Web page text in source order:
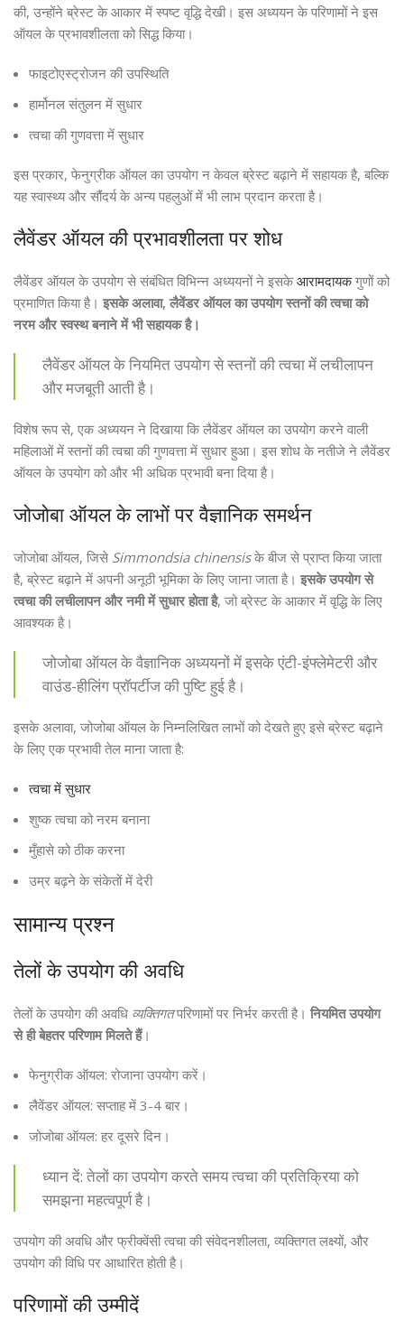
की, उन्होंने ब्रेस्ट के आकार में स्पष्ट वृद्धि देखी। इस अध्ययन के परिणामों ने इस
ऑयल के प्रभावशीलता को सिद्ध किया।
फाइटोएस्ट्रोजन की उपस्थिति
हार्मोनल संतुलन में सुधार
त्वचा की गुणवत्ता में सुधार
इस प्रकार, फेनुग्रीक ऑयल का उपयोग न केवल ब्रेस्ट बढ़ाने में सहायक है, बल्कि
यह स्वास्थ्य और सौंदर्य के अन्य पहलुओं में भी लाभ प्रदान करता है।
लैवेंडर ऑयल की प्रभावशीलता पर शोध
लैवेंडर ऑयल के उपयोग से संबंधित विभिन्न अध्ययनों ने इसकेआरामदायकगुणों को
प्रमाणित किया है। इसके अलावा, लैवेंडर ऑयल का उपयोग स्तनों की त्वचा को
नरम और स्वस्थ बनाने में भी सहायक है।
लैवेंडर ऑयल के नियमित उपयोग से स्तनों की त्वचा में लचीलापन
और मजबूती आती है।
विशेष रूप से, एक अध्ययन ने दिखाया कि लैवेंडर ऑयल का उपयोग करने वाली
महिलाओं में स्तनों की त्वचा की गुणवत्ता में सुधार हुआ। इस शोध के नतीजे ने लैवेंडर
ऑयल के उपयोग को और भी अधिक प्रभावी बना दिया है।
जोजोबा ऑयल के लाभों पर वैज्ञानिक समर्थन
जोजोबा ऑयल, जिसे Simmondsia chinensisके बीज से प्राप्त किया जाता
है, ब्रेस्ट बढ़ाने में अपनी अनूठी भूमिका के लिए जाना जाता है। इसके उपयोग से
त्वचा की लचीलापन और नमी में सुधार होता है, जो ब्रेस्ट के आकार में वृद्धि के लिए
आवश्यक है।
जोजोबा ऑयल के वैज्ञानिक अध्ययनों में इसके एंटी-इंफ्लेमेटरी और
वाउंड-हीलिंग प्रॉपर्टीज की पुष्टि हुई है।
इसके अलावा, जोजोबा ऑयल के निम्नलिखित लाभों को देखते हुए इसे ब्रेस्ट बढ़ाने
के लिए एक प्रभावी तेल माना जाता है:
त्वचा में सुधार
शुष्क त्वचा को नरम बनाना
मुँहासे को ठीक करना
उम्र बढ़ने के संकेतों में देरी
सामान्य प्रश्न
तेलों के उपयोग की अवधि
तेलों के उपयोग की अवधि व्यक्तिगतपरिणामों पर निर्भर करती है। नियमित उपयोग
से ही बेहतर परिणाम मिलते हैं।
फेनुग्रीक ऑयल: रोजाना उपयोग करें।
लैवेंडर ऑयल: सप्ताह में 3-4 बार।
जोजोबा ऑयल: हर दूसरे दिन।
ध्यान दें: तेलों का उपयोग करते समय त्वचा की प्रतिक्रिया को
समझना महत्वपूर्ण है।
उपयोग की अवधि और फ्रीक्वेंसी त्वचा की संवेदनशीलता, व्यक्तिगत लक्ष्यों, और
उपयोग की विधि पर आधारित होती है।
परिणामों की उम्मीदें